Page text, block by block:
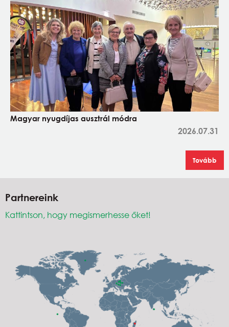
Magyar nyugdíjas ausztrál módra
2026.07.31
Tovább
Partnereink
Kattintson, hogy megismerhesse őket!